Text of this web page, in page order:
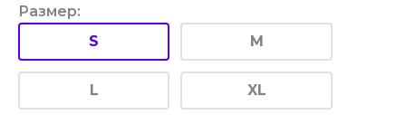
Размер:
S
M
L XL